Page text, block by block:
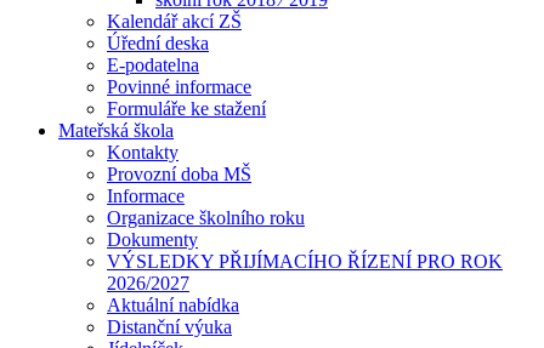
Kalendář akcí ZŠ
Úřední deska
E-podatelna
Povinné informace
Formuláře ke stažení
Mateřská škola
Kontakty
Provozní doba MŠ
Informace
Organizace školního roku
Dokumenty
VÝSLEDKY PŘIJÍMACÍHO ŘÍZENÍ PRO ROK
2026/2027
Aktuální nabídka
Distanční výuka